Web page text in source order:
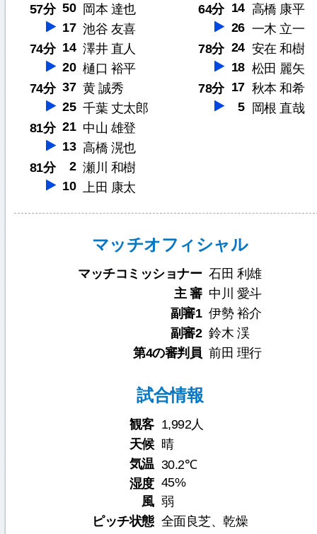
57分 50
岡本 達也
17 池谷 友喜
74分 14 澤井 直人
20 樋口 裕平
74分 37 黄 誠秀
25 千葉 丈太郎
81分 21 中山 雄登
13 高橋 滉也
81分
2 瀬川 和樹
10 上田 康太
64分 14 高橋 康平
26 一木 立一
78分 24 安在 和樹
18 松田 麗矢
78分 17 秋本 和希
5
岡根 直哉
マッチオフィシャル
マッチコミッショナー 石田 利雄
主 審 中川 愛斗
副審1 伊勢 裕介
副審2 鈴木 渓
第4の審判員 前田 理行
試合情報
観客 1,992人
天候 晴
気温 30.2℃
湿度 45%
風 弱
ピッチ状態 全面良芝、乾燥